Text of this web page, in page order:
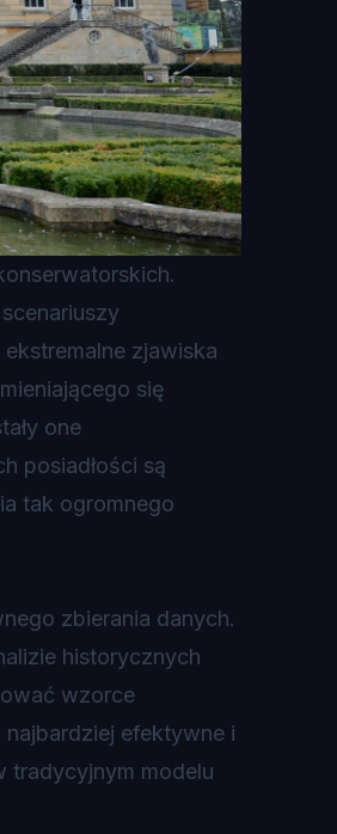
zjawiska
się
one
posiadłości są
tak ogromnego
zbierania danych.
historycznych
wzorce
efektywne i
tradycyjnym modelu